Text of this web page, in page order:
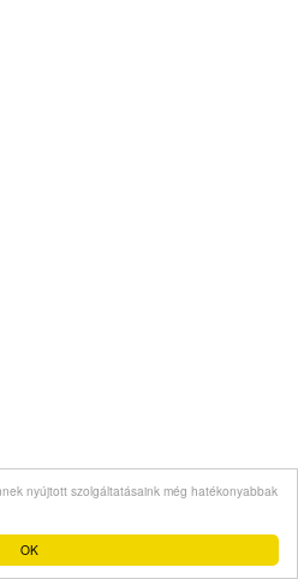
OK
nyújtott szolgáltatásaink még hatékonyabbak